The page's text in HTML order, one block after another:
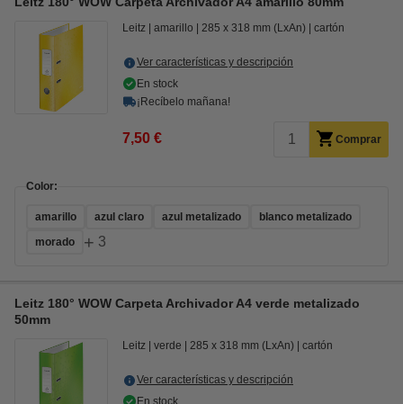
Leitz amarillo 285 x 318 mm (LxAn) cartón
Ver características y descripción
En stock
¡Recíbelo mañana!
7,50 € Comprar
Color:
amarillo azul claro azul metalizado
blanco metalizado
morado
+ 3
Leitz 180° WOW Carpeta Archivador A4 verde metalizado
50mm
Leitz verde 285 x 318 mm (LxAn) cartón
Ver características y descripción
En stock